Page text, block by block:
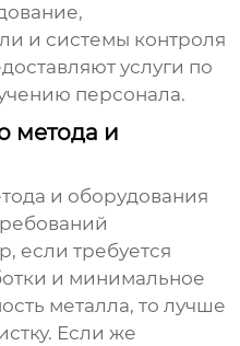
и системы контроля
услуги по
персонала.
метода и
и оборудования
если требуется
и минимальное
металла, то лучше
Если же